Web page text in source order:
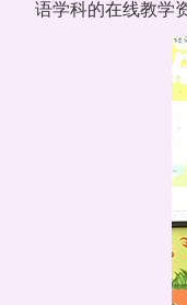
语学科的在线教学